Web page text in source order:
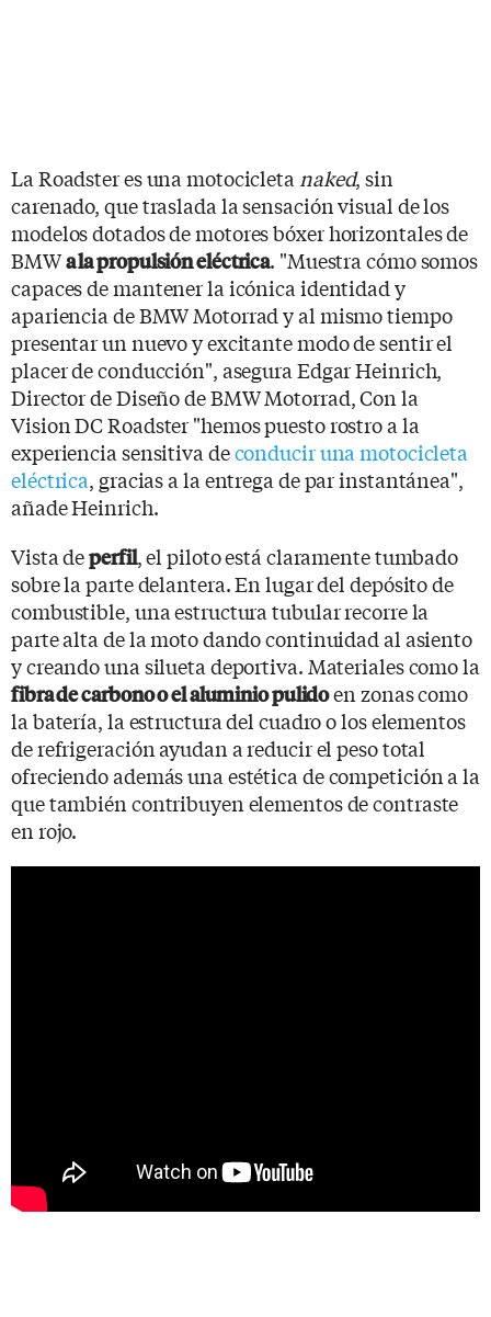
La Roadster es una motocicleta naked, sin
carenado, que traslada la sensación visual de los
modelos dotados de motores bóxer horizontales de
BMWa la propulsión eléctrica. "Muestra cómo somos
capaces de mantener la icónica identidad y
apariencia de BMW Motorrad y al mismo tiempo
presentar un nuevo y excitante modo de sentir el
placer de conducción", asegura Edgar Heinrich,
Director de Diseño de BMW Motorrad, Con la
Vision DC Roadster "hemos puesto rostro a la
experiencia sensitiva deconducir una motocicleta
eléctrica, gracias a la entrega de par instantánea",
añade Heinrich.
Vista deperfil, el piloto está claramente tumbado
sobre la parte delantera. En lugar del depósito de
combustible, una estructura tubular recorre la
parte alta de la moto dando continuidad al asiento
y creando una silueta deportiva. Materiales como la
fibra de carbono o el aluminio pulidoen zonas como
la batería, la estructura del cuadro o los elementos
de refrigeración ayudan a reducir el peso total
ofreciendo además una estética de competición a la
que también contribuyen elementos de contraste
en rojo.